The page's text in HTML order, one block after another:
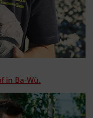
in Ba-Wü.